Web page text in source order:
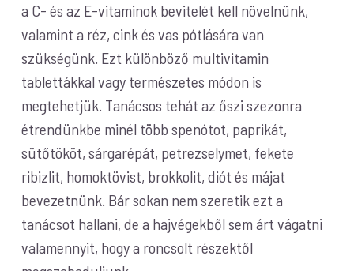
a C- és az E-vitaminok bevitelét kell növelnünk,
valamint a réz, cink és vas pótlására van
szükségünk. Ezt különböző multivitamin
tablettákkal vagy természetes módon is
megtehetjük. Tanácsos tehát az őszi szezonra
étrendünkbe minél több spenótot, paprikát,
sütőtököt, sárgarépát, petrezselymet, fekete
ribizlit, homoktövist, brokkolit, diót és májat
bevezetnünk. Bár sokan nem szeretik ezt a
tanácsot hallani, de a hajvégekből sem árt vágatni
valamennyit, hogy a roncsolt részektől